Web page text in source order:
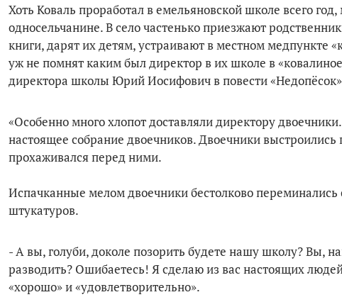
Хоть Коваль проработал в емельяновской школе всего
односельчанине. В село частенько приезжают
книги, дарят их детям, устраивают в местном медпункте
уж не помнят каким был директор в их школе в
директора школы Юрий Иосифович в повести
«Особенно много хлопот доставляли директору
настоящее собрание двоечников. Двоечники
прохаживался перед ними.
Испачканные мелом двоечники бестолково
штукатуров.
- А вы, голуби, доколе позорить будете нашу школу? Вы,
разводить? Ошибаетесь! Я сделаю из вас настоящих
«хорошо» и «удовлетворительно».